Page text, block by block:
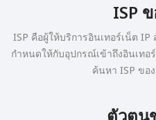
ISP
ISP คือผู้ให้บริการอินเทอร์เน็ต
กำหนดให้กับอุปกรณ์เข้าถึงอินเท
ค้นหา ISP ขอ